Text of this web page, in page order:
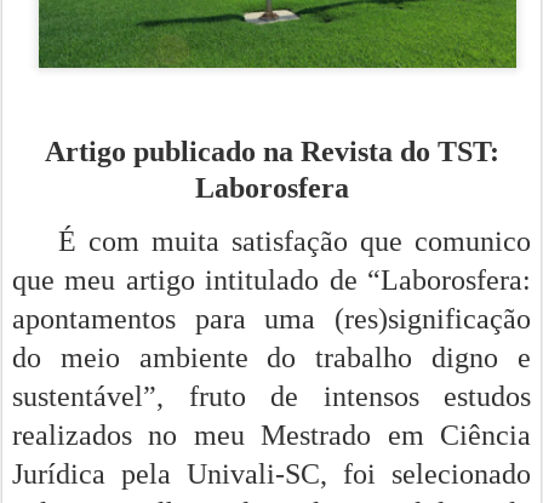
Artigo publicado na Revista do TST:
Laborosfera
É com muita satisfação que comunico
que meu artigo intitulado de “Laborosfera:
apontamentos para uma (res)significação
do meio ambiente do trabalho digno e
sustentável”, fruto de intensos estudos
realizados no meu Mestrado em Ciência
Jurídica pela Univali-SC, foi selecionado